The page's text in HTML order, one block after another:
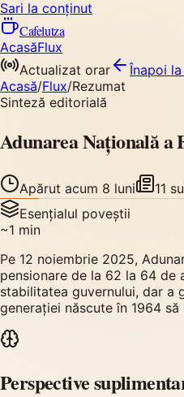
Sari la conținut
Cafelutza
AcasăFlux
Actualizat orar
Înapoi
Acasă/Flux/Rezumat
Sinteză editorială
Adunarea Națională a
Apărut acum 8 luni 11
Esențialul poveștii
~1 min
Pe 12 noiembrie 2025,
pensionare de la 62 la 64 de
stabilitatea guvernului, dar a
generației născute în 1964
Perspective